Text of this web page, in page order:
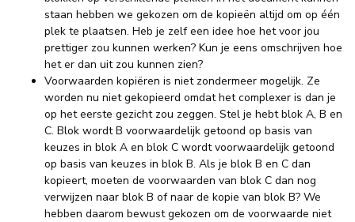
staan hebben we gekozen om de kopieën altijd om op één
plek te plaatsen. Heb je zelf een idee hoe het voor jou
prettiger zou kunnen werken? Kun je eens omschrijven hoe
het er dan uit zou kunnen zien?
Voorwaarden kopiëren is niet zondermeer mogelijk. Ze
worden nu niet gekopieerd omdat het complexer is dan je
op het eerste gezicht zou zeggen. Stel je hebt blok A, B en
C. Blok wordt B voorwaardelijk getoond op basis van
keuzes in blok A en blok C wordt voorwaardelijk getoond
op basis van keuzes in blok B. Als je blok B en C dan
kopieert, moeten de voorwaarden van blok C dan nog
verwijzen naar blok B of naar de kopie van blok B? We
hebben daarom bewust gekozen om de voorwaarde niet